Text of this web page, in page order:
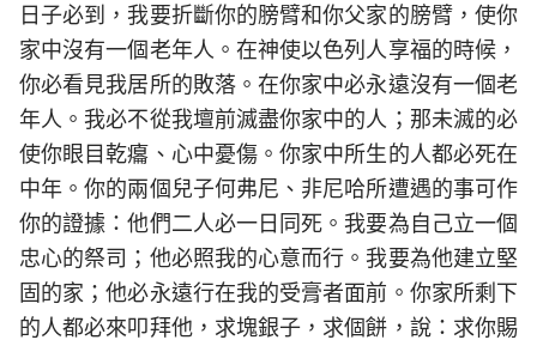
日子必到，我要折斷你的膀臂和你父家的膀臂，使你
家中沒有一個老年人。在神使以色列人享福的時候，
你必看見我居所的敗落。在你家中必永遠沒有一個老
年人。我必不從我壇前滅盡你家中的人；那未滅的必
使你眼目乾癟、心中憂傷。你家中所生的人都必死在
中年。你的兩個兒子何弗尼、非尼哈所遭遇的事可作
你的證據：他們二人必一日同死。我要為自己立一個
忠心的祭司；他必照我的心意而行。我要為他建立堅
固的家；他必永遠行在我的受膏者面前。你家所剩下
的人都必來叩拜他，求塊銀子，求個餅，說：求你賜